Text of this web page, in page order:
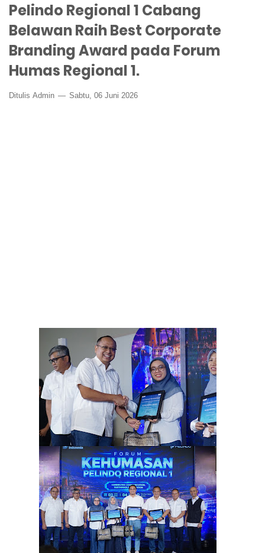
Pelindo Regional 1 Cabang
Belawan Raih Best Corporate
Branding Award pada Forum
Humas Regional 1.
Ditulis Admin Sabtu, 06 Juni 2026